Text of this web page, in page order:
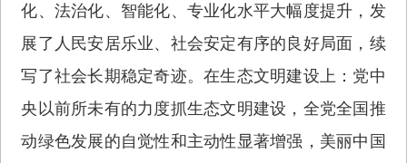
化、法治化、智能化、专业化水平大幅度提升，发
展了人民安居乐业、社会安定有序的良好局面，续
写了社会长期稳定奇迹。在生态文明建设上：党中
央以前所未有的力度抓生态文明建设，全党全国推
动绿色发展的自觉性和主动性显著增强，美丽中国